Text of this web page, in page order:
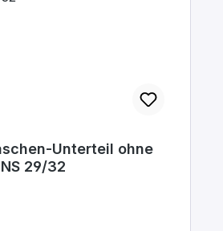
Unterteil ohne
29/32